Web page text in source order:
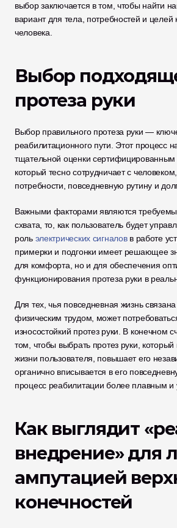
выбор заключается в том, чтобы найти
вариант для тела, потребностей и целей
человека.
Выбор
протеза руки
Выбор правильного протеза руки —
реабилитационного пути. Этот процесс
тщательной оценки сертифицированным
который тесно сотрудничает с
потребности, повседневную рутину и
Важными факторами являются
схвата, то, как пользователь будет
роль электрических сигналов в работе
примерки и подгонки имеет решающее
для комфорта, но и для обеспечения
функционирования протеза руки в
Для тех, чья повседневная жизнь
физическим трудом, может
износостойкий протез руки. В конечном
том, чтобы выбрать протез руки,
жизни пользователя, повышает его
органично вписывается в его
процесс реабилитации более плавным и
Как выглядит
внедрение» для
ампутацией
конечностей